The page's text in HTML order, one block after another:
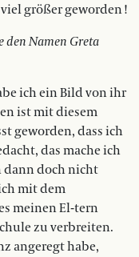
größer geworden !
den Namen Greta
ich ein Bild von ihr
ist mit diesem
geworden, dass ich
das mache ich
dann doch nicht
mit dem
meinen El-tern
zu verbreiten.
angeregt habe,